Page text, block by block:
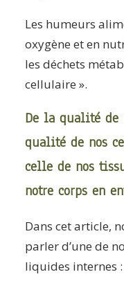
Les humeurs
oxygène et en
les déchets
cellulaire ».
De la qualité de
qualité de nos
celle de nos
notre corps en
Dans cet article,
parler d’une de
liquides internes